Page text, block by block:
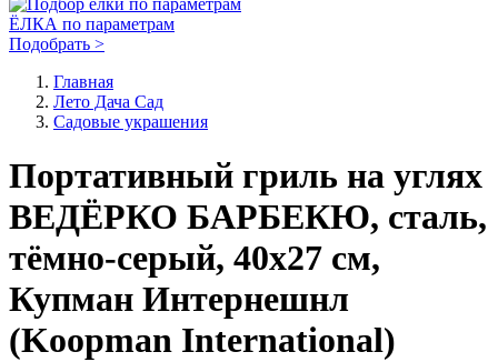
ЁЛКА по параметрам
Подобрать >
Главная
Лето Дача Сад
Садовые украшения
Портативный гриль на углях
ВЕДЁРКО БАРБЕКЮ, сталь,
тёмно-серый, 40х27 см,
Купман Интернешнл
(Koopman International)